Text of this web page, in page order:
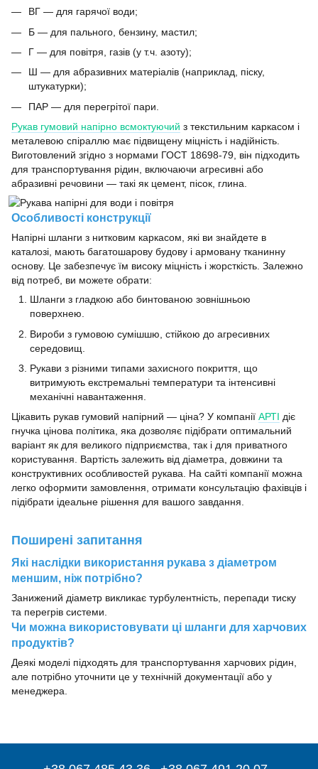
ВГ — для гарячої води;
Б — для пального, бензину, мастил;
Г — для повітря, газів (у т.ч. азоту);
Ш — для абразивних матеріалів (наприклад, піску,
штукатурки);
ПАР — для перегрітої пари.
Рукав гумовий напірно всмоктуючий з текстильним каркасом і
металевою спіраллю має підвищену міцність і надійність.
Виготовлений згідно з нормами ГОСТ 18698-79, він підходить
для транспортування рідин, включаючи агресивні або
абразивні речовини — такі як цемент, пісок, глина.
Особливості конструкції
Напірні шланги з нитковим каркасом, які ви знайдете в
каталозі, мають багатошарову будову і армовану тканинну
основу. Це забезпечує їм високу міцність і жорсткість. Залежно
від потреб, ви можете обрати:
Шланги з гладкою або бинтованою зовнішньою
поверхнею.
Вироби з гумовою сумішшю, стійкою до агресивних
середовищ.
Рукави з різними типами захисного покриття, що
витримують екстремальні температури та інтенсивні
механічні навантаження.
Цікавить рукав гумовий напірний — ціна? У компанії АРТІ діє
гнучка цінова політика, яка дозволяє підібрати оптимальний
варіант як для великого підприємства, так і для приватного
користування. Вартість залежить від діаметра, довжини та
конструктивних особливостей рукава. На сайті компанії можна
легко оформити замовлення, отримати консультацію фахівців і
підібрати ідеальне рішення для вашого завдання.
Поширені запитання
Які наслідки використання рукава з діаметром
меншим, ніж потрібно?
Занижений діаметр викликає турбулентність, перепади тиску
та перегрів системи.
Чи можна використовувати ці шланги для харчових
продуктів?
Деякі моделі підходять для транспортування харчових рідин,
але потрібно уточнити це у технічній документації або у
менеджера.